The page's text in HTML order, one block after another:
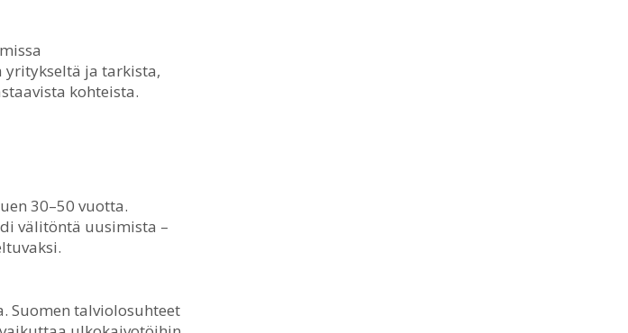
yritykseltä ja tarkista,
kohteista.
30–50 vuotta.
välitöntä uusimista –
Suomen talviolosuhteet